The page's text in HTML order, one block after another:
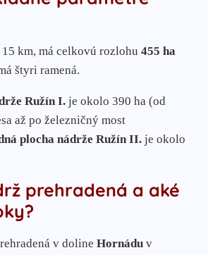
km, má celkovú rozlohu 455 ha
štyri ramená.
Ružín I. je okolo 390 ha (od
až po železničný most
plocha nádrže Ružín II. je okolo
prehradená a aké
v doline Hornádu v